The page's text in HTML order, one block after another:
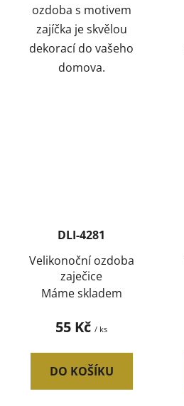
ozdoba s motivem
zajíčka je skvělou
dekorací do vašeho
domova.
DLI-4281
Velikonoční ozdoba
zaječice
Máme skladem
55 Kč / ks
DO KOŠÍKU